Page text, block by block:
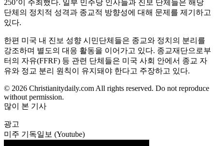
250’이 주최했다. 일부 민주당 인사들과 진보 단체들은 해당
단체의 정치적 성격과 종교적 방향성에 대해 문제를 제기하고
있다.
한편 미국 내 진보 성향 시민단체들은 종교와 정치의 분리를
강조하며 별도의 대응 활동을 이어가고 있다. 종교재단으로부
터의 자유(FFRF) 등 관련 단체들은 미국 사회 안에서 종교 자
유와 정교 분리 원칙이 유지돼야 한다고 주장하고 있다.
© 2026 Christianitydaily.com All rights reserved. Do not reproduce
without permission.
많이 본 기사
광고
미주 기독일보 (Youtube)